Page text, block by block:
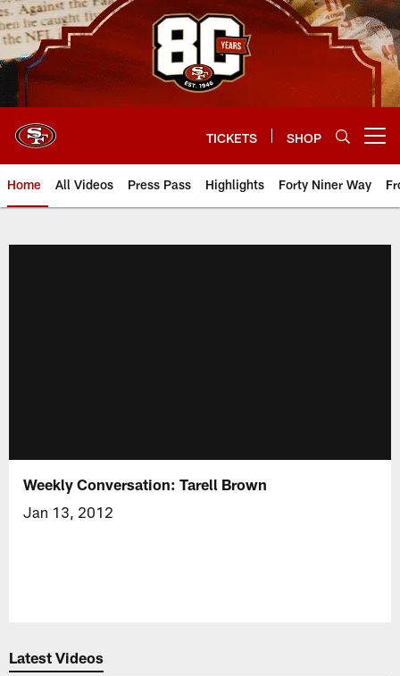
Skip
to
main
content
TICKETS SHOP
Home All Videos Press Pass Highlights Forty Niner Way
Weekly Conversation: Tarell Brown
Jan 13, 2012
Latest Videos